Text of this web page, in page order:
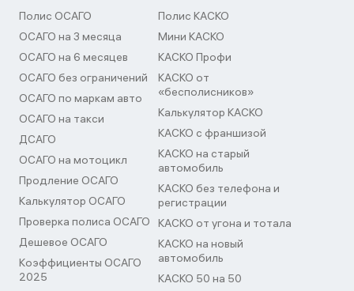
Полис ОСАГО
ОСАГО на 3 месяца
ОСАГО на 6 месяцев
ОСАГО без ограничений
ОСАГО по маркам авто
ОСАГО на такси
ДСАГО
ОСАГО на мотоцикл
Продление ОСАГО
Калькулятор ОСАГО
Проверка полиса ОСАГО
Дешевое ОСАГО
Коэффициенты ОСАГО
2025
Полис КАСКО
Мини КАСКО
КАСКО Профи
КАСКО от
«бесполисников»
Калькулятор КАСКО
КАСКО с франшизой
КАСКО на старый
автомобиль
КАСКО без телефона и
регистрации
КАСКО от угона и тотала
КАСКО на новый
автомобиль
КАСКО 50 на 50